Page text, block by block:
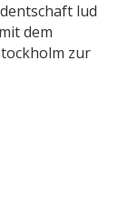
lud
dem
zur